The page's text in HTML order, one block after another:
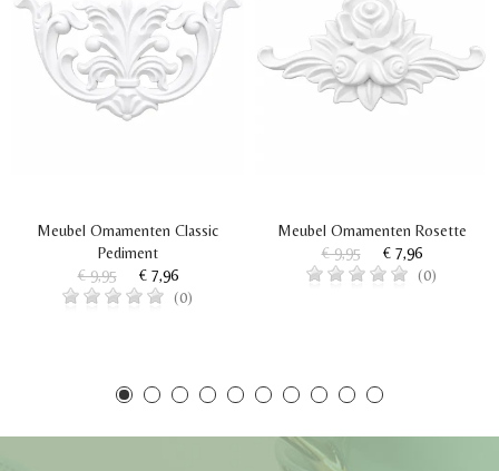
Meubel Ornamenten Classic
Pediment
€ 9,95
€ 7,96
(0)
Meubel Ornamenten Rosette
€ 9,95
€ 7,96
(0)